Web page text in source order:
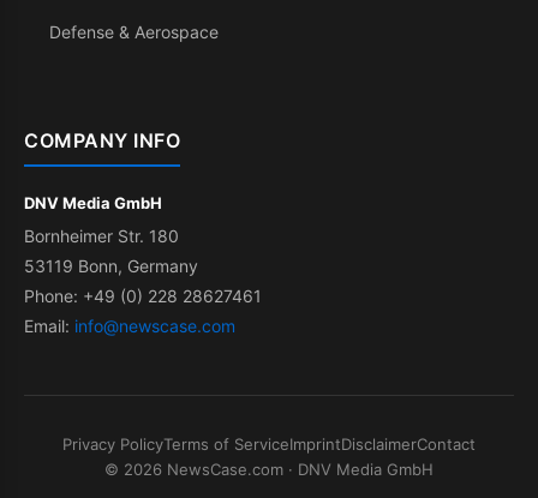
Defense & Aerospace
COMPANY INFO
DNV Media GmbH
Bornheimer Str. 180
53119 Bonn, Germany
Phone: +49 (0) 228 28627461
Email: info@newscase.com
Privacy PolicyTerms of ServiceImprintDisclaimerContact
© 2026 NewsCase.com · DNV Media GmbH